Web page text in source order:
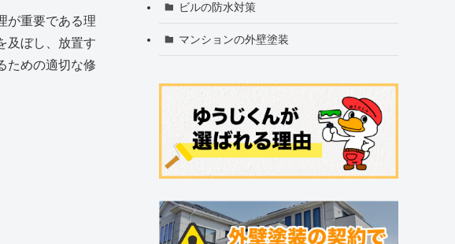
が重要である理
及ぼし、放置す
ための適切な修
ビルの防水対策
マンションの外壁塗装